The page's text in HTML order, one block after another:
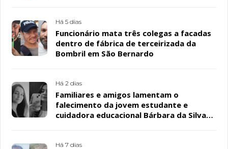
Há 5 dias
Funcionário mata três colegas a facadas
dentro de fábrica de terceirizada da
Bombril em São Bernardo
Há 2 dias
Familiares e amigos lamentam o
falecimento da jovem estudante e
cuidadora educacional Bárbara da Silva
Há 7 dias